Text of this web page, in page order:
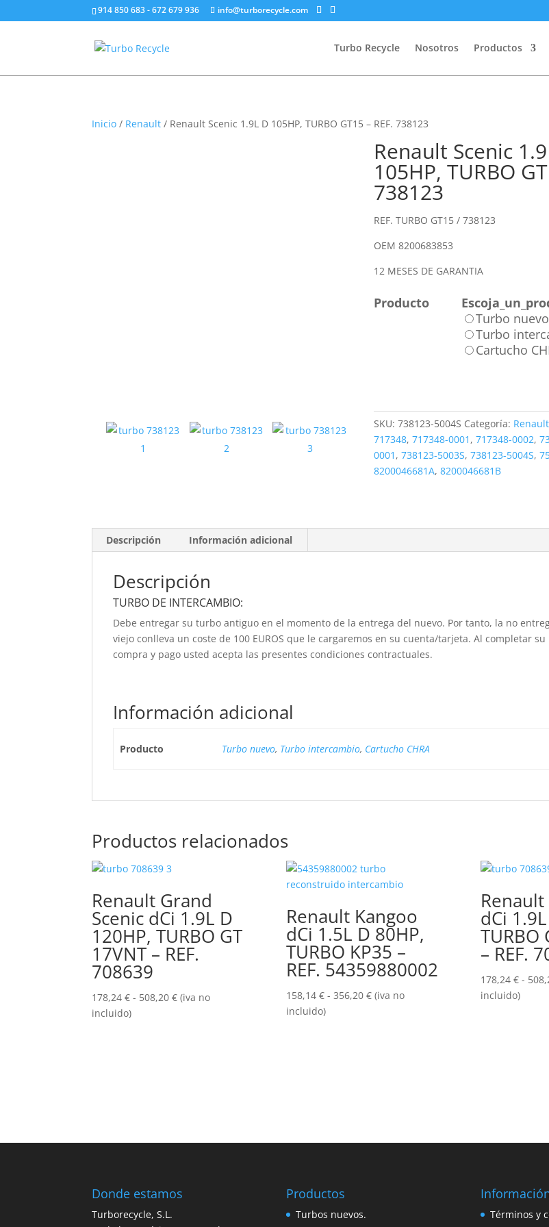
914 850 683 - 672 679 936 info@turborecycle.com
Turbo Recycle Nosotros Productos
Inicio / Renault / Renault Scenic 1.9L D 105HP, TURBO GT15 – REF. 738123
Renault Scenic
105HP, TURBO
738123
REF. TURBO GT15 / 738123
OEM 8200683853
12 MESES DE GARANTIA
Producto
Turbo nuevo
Turbo
Cartucho
SKU:738123-5004S Categoría: Renault
717348,717348-0001 ,717348-0002,
0001 ,738123-5003S,738123-5004S,
8200046681A,8200046681B
Descripción Información adicional
Descripción
TURBO DE INTERCAMBIO:
Debe entregar su turbo antiguo en el momento de la entrega del nuevo. Por tanto, la no
viejo conlleva un coste de 100 EUROS que le cargaremos en su cuenta/tarjeta. Al completar su
compra y pago usted acepta las presentes condiciones contractuales.
Información adicional
Producto Turbo nuevo, Turbo intercambio, Cartucho CHRA
Productos relacionados
Renault Grand
Scenic dCi 1.9L D
120HP, TURBO GT
17VNT – REF.
708639
178,24€ - 508,20€Rango
(iva no
incluido)
Renault Kangoo
dCi 1.5L D 80HP,
TURBO KP35 –
REF. 54359880002
158,14 € - 356,20 €Rango
(iva no
incluido)
dCi
TURBO
– REF.
178,24 € -
incluido)
Donde estamos
Turborecycle, S.L.
Productos
Turbos nuevos. Términos y